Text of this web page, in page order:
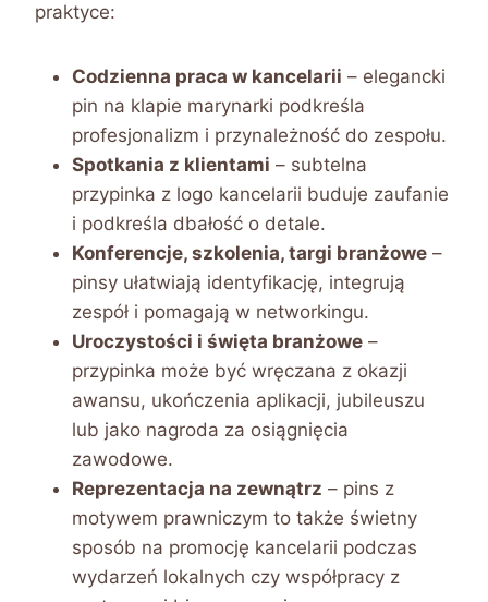
praktyce:
Codzienna praca w kancelarii – elegancki
pin na klapie marynarki podkreśla
profesjonalizm i przynależność do zespołu.
Spotkania z klientami – subtelna
przypinka z logo kancelarii buduje zaufanie
i podkreśla dbałość o detale.
Konferencje, szkolenia, targi branżowe –
pinsy ułatwiają identyfikację, integrują
zespół i pomagają w networkingu.
Uroczystości i święta branżowe –
przypinka może być wręczana z okazji
awansu, ukończenia aplikacji, jubileuszu
lub jako nagroda za osiągnięcia
zawodowe.
Reprezentacja na zewnątrz – pins z
motywem prawniczym to także świetny
sposób na promocję kancelarii podczas
wydarzeń lokalnych czy współpracy z